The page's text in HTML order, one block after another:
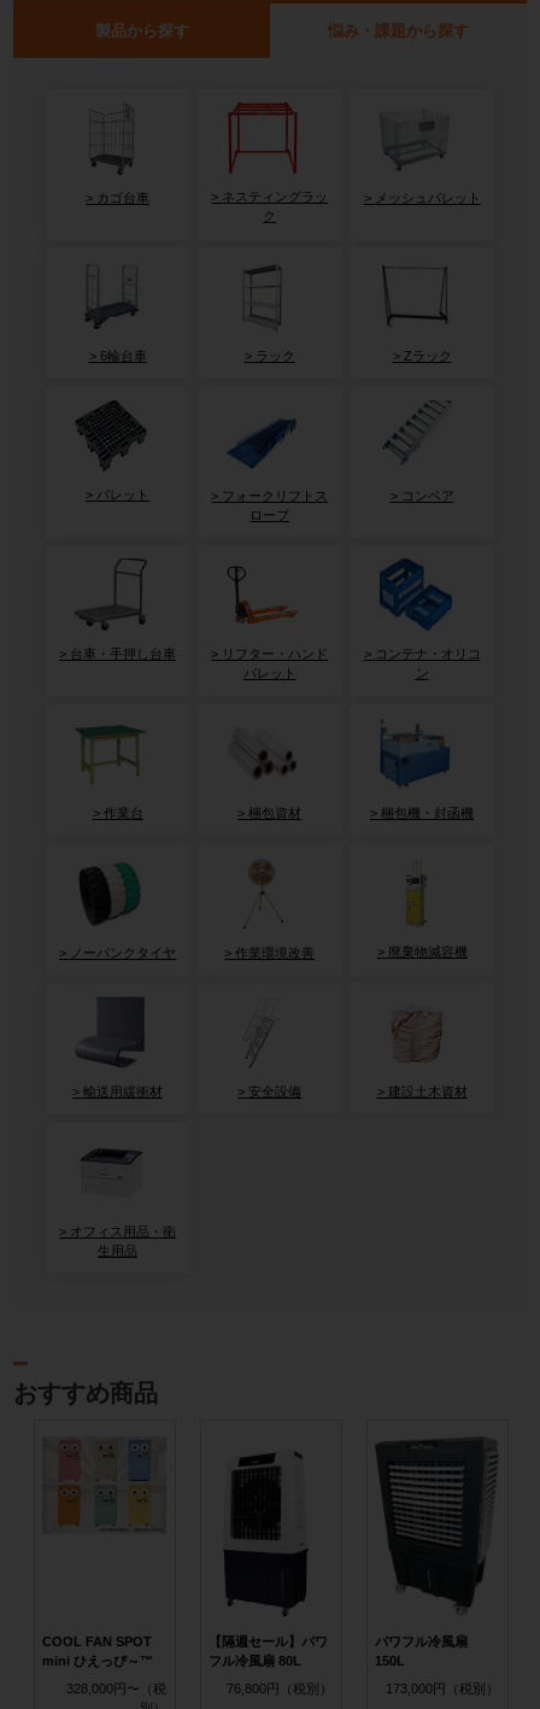
製品から探す 悩み・課題から探す
カゴ台車
ネスティングラッ
ク
メッシュパレット
6輪台車 ラック Zラック
パレット
フォークリフトス
ロープ
コンベア
台車・手押し台車
リフター・ハンド
パレット
コンテナ・オリコ
ン
作業台 梱包資材 梱包機・封函機
ノーパンクタイヤ 作業環境改善 廃棄物減容機
輸送用緩衝材 安全設備 建設土木資材
オフィス用品・衛
生用品
おすすめ商品
COOL FAN SPOT
mini ひえっぴ～™
328,000円〜
【隔週セール】パワ
フル冷風扇 80L
76,800円
パワフル冷風扇
150L
173,000円